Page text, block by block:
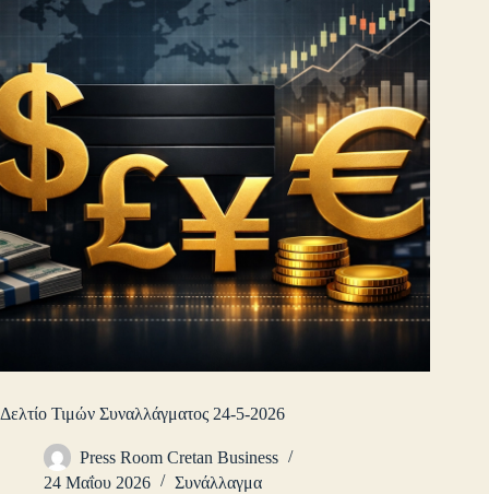
Δελτίο Τιμών Συναλλάγματος 24-5-2026
Press Room Cretan Business
24 Μαΐου 2026
Συνάλλαγμα